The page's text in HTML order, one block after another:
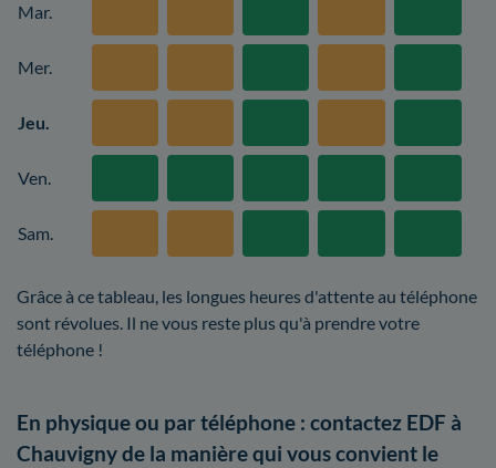
Mar.
Mer.
Jeu.
Ven.
Sam.
Grâce à ce tableau, les longues heures d'attente au téléphone
sont révolues. Il ne vous reste plus qu'à prendre votre
téléphone !
En physique ou par téléphone : contactez EDF à
Chauvigny de la manière qui vous convient le